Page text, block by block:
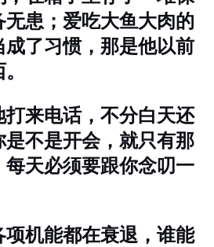
患；爱吃大鱼大肉的
了习惯，那是他以前
来电话，不分白天还
不是开会，就只有那
天必须要跟你念叨一
项机能都在衰退，谁能